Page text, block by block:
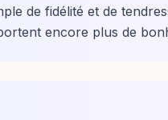
de fidélité et de
encore plus de